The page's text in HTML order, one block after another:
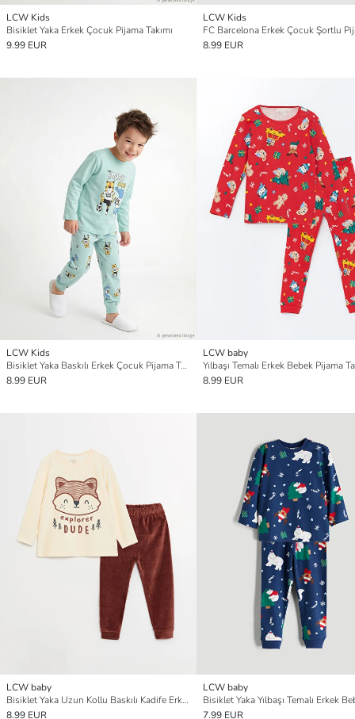
LCW Kids
Bisiklet Yaka Erkek Çocuk Pijama Takımı
9.99 EUR
LCW Kids
8.99 EUR
LCW Kids
Bisiklet Yaka Baskılı Erkek Çocuk Pijama Takım
8.99 EUR
LCW baby
Yılbaşı Temalı Erkek Bebek Pijama
8.99 EUR
LCW baby
Bisiklet Yaka Uzun Kollu Baskılı Kadife Erkek Bebek Pijama Takımı
8.99 EUR
LCW baby
7.99 EUR